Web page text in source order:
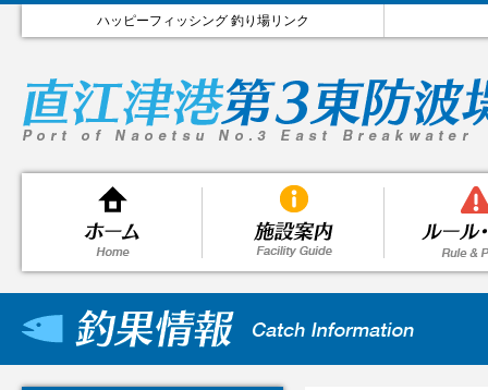
ハッピーフィッシング 釣り場リンク